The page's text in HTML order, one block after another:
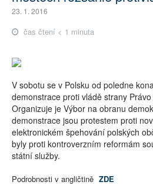
23. 1. 2016
čas čtení < 1 minuta
V sobotu se v Polsku od poledne
demonstrace proti vládě strany
Organizuje je Výbor na obranu
demonstrace jsou protestem proti
elektronickém špehování polských
byly proti kontroverzním reformám
státní služby.
Podrobnosti v angličtině ZDE